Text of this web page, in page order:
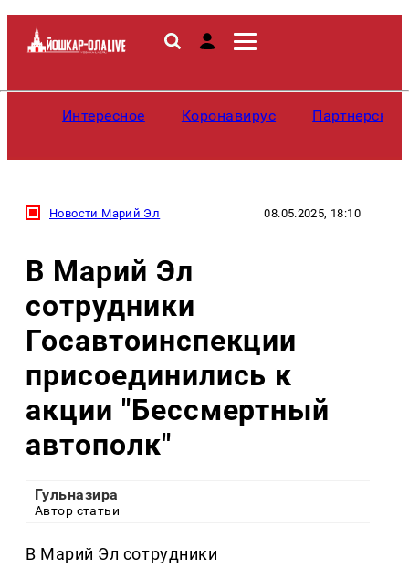
Интересное Коронавирус
Новости Марий Эл 08.05.2025, 18:10
В Марий Эл
сотрудники
Госавтоинспекции
присоединились к
акции "Бессмертный
автополк"
Гульназира
Автор статьи
В Марий Эл сотрудники